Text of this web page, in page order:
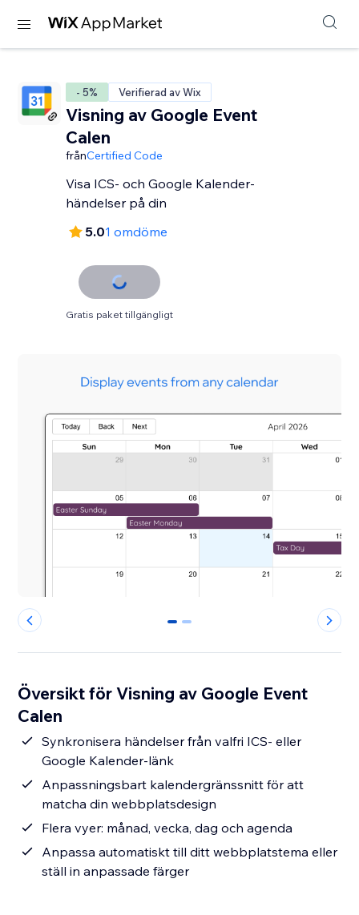
- 5% Verifierad av Wix
Visning av Google Event
Calen
frånCertified Code
Visa ICS- och Google Kalender-
händelser på din
5.01 omdöme
Gratis paket tillgängligt
0 1
Översikt för Visning av Google Event
Calen
Synkronisera händelser från valfri ICS- eller
Google Kalender-länk
Anpassningsbart kalendergränssnitt för att
matcha din webbplatsdesign
Flera vyer: månad, vecka, dag och agenda
Anpassa automatiskt till ditt webbplatstema eller
ställ in anpassade färger